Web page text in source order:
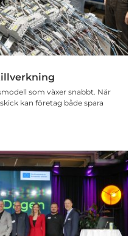
som växer snabbt. När
kan företag både spara